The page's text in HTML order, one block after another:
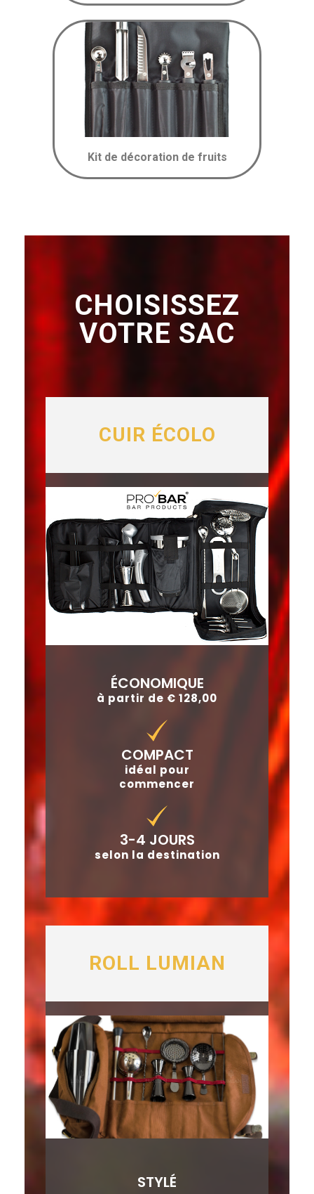
Kit de décoration de fruits
CHOISISSEZ
VOTRE SAC
CUIR ÉCOLO
ÉCONOMIQUE
à partir de € 128,00
COMPACT
idéal pour
commencer
3-4 JOURS
selon la destination
ROLL LUMIAN
STYLÉ